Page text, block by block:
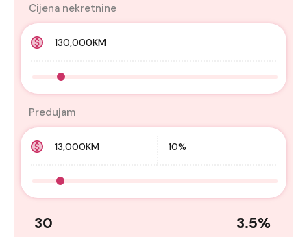
Cijena nekretnine
Predujam
30 3.5%